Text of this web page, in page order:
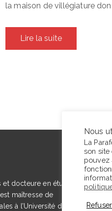
la maison de villégiature
Lire la suite
docteure en études
maîtresse de
à l’Université de
Nous
La
son site
pouvez
Refuser